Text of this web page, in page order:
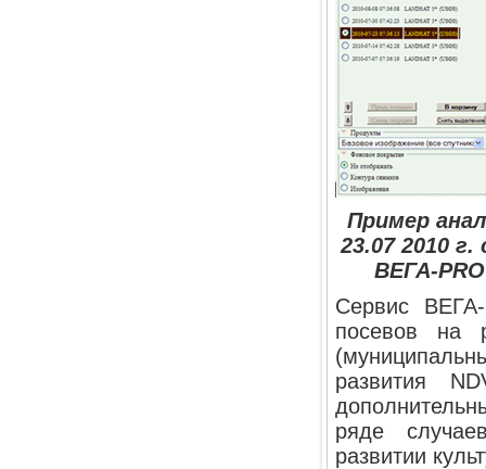
Пример
23.07 2010
ВЕГА-
Сервис ВЕГА-
посевов на
развития
ряде
развитии